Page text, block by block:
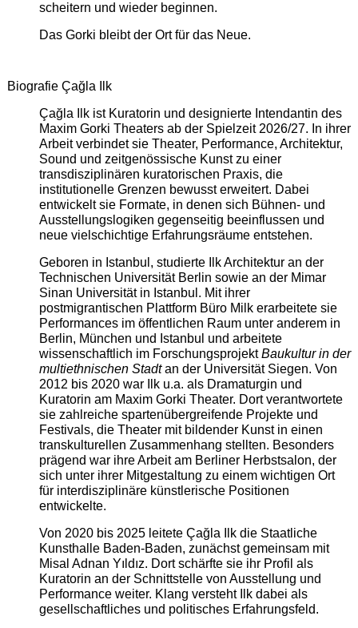
scheitern und wieder beginnen.
Das Gorki bleibt der Ort für das Neue.
Biografie Çağla Ilk
Çağla Ilk ist Kuratorin und designierte Intendantin des
Maxim Gorki Theaters ab der Spielzeit 2026/27. In ihrer
Arbeit verbindet sie Theater, Performance, Architektur,
Sound und zeitgenössische Kunst zu einer
transdisziplinären kuratorischen Praxis, die
institutionelle Grenzen bewusst erweitert. Dabei
entwickelt sie Formate, in denen sich Bühnen- und
Ausstellungslogiken gegenseitig beeinflussen und
neue vielschichtige Erfahrungsräume entstehen.
Geboren in Istanbul, studierte Ilk Architektur an der
Technischen Universität Berlin sowie an der Mimar
Sinan Universität in Istanbul. Mit ihrer
postmigrantischen Plattform Büro Milk erarbeitete sie
Performances im öffentlichen Raum unter anderem in
Berlin, München und Istanbul und arbeitete
wissenschaftlich im ForschungsprojektBaukultur in der
multiethnischen Stadtan der Universität Siegen. Von
2012 bis 2020 war Ilk u.a. als Dramaturgin und
Kuratorin am Maxim Gorki Theater. Dort verantwortete
sie zahlreiche spartenübergreifende Projekte und
Festivals, die Theater mit bildender Kunst in einen
transkulturellen Zusammenhang stellten. Besonders
prägend war ihre Arbeit am Berliner Herbstsalon, der
sich unter ihrer Mitgestaltung zu einem wichtigen Ort
für interdisziplinäre künstlerische Positionen
entwickelte.
Von 2020 bis 2025 leitete Çağla Ilk die Staatliche
Kunsthalle Baden-Baden, zunächst gemeinsam mit
Misal Adnan Yıldız. Dort schärfte sie ihr Profil als
Kuratorin an der Schnittstelle von Ausstellung und
Performance weiter. Klang versteht Ilk dabei als
gesellschaftliches und politisches Erfahrungsfeld.